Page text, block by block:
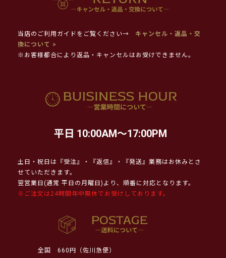
当店のご利用ガイドをご覧ください→
キャンセル・返品・交
換について >
※お客様都合により返品・キャンセルはお受けできません。
平日 10:00AM～17:00PM
土日・祝日は『受注』・『返信』・『発送』業務はお休みとさ
せていただきます。
翌営業日(通常 平日の月曜日)より、順番に対応となります。
※ご注文は24時間年中無休でお受けしております。
全国
660円（佐川急便）